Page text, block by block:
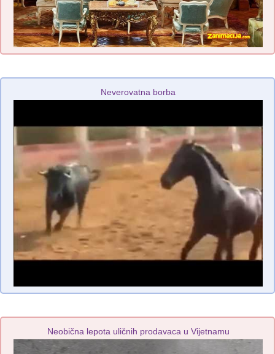
Neverovatna borba
Neobična lepota uličnih prodavaca u Vijetnamu